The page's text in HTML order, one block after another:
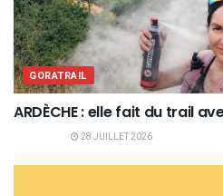
GORATRAIL
ARDÈCHE : elle fait du trail
28 JUILLET 2026